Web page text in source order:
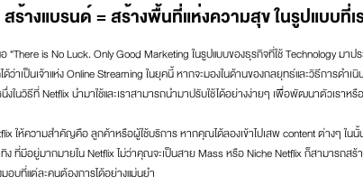
ร้างแบรนด์ = สร้างพื้นที่แห่งความสุข ในรูปแบบที่เ
“There is No Luck. Only Good Marketing ในรูปแบบของธุรกิจที่ใช้ Technology มา
ด้ว่าเป็นเจ้าแห่ง Online Streaming ในยุคนี้ หากจะมองในด้านของกลยุทธ์และวิธีการ
งในวิธีที่ Netflix นำมาใช้และเราสามารถนำมาปรับใช้ได้อย่างง่ายๆ เพื่อพัฒนาตัวเราห
ให้ความสำคัญคือ ลูกค้าหรือผู้ใช้บริการ หากคุณได้ลองเข้าไปเสพ content ต่างๆ ใน
ทิง ที่มีอยู่มากมายใน Netflix ไม่ว่าคุณจะเป็นสาย Mass หรือ Niche Netflix ก็สามารถ
อบที่แต่ละคนต้องการได้อย่างแม่นยำ